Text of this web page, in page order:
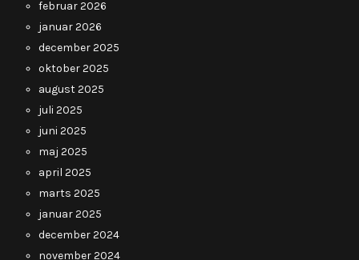
februar 2026
januar 2026
december 2025
oktober 2025
august 2025
juli 2025
juni 2025
maj 2025
april 2025
marts 2025
januar 2025
december 2024
november 2024